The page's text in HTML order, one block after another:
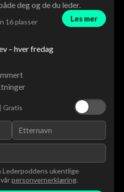
– hver fredag
Gratis
Lederpoddens ukentlige
personvernerklæring.
deg og de du leder.
16 plasser Les mer